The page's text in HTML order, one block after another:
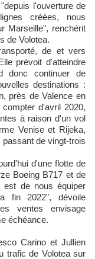
l'ouverture de
créées, nous
Marseille", renchérit
de Volotea.
de et vers
prévoit d'atteindre
donc continuer de
destinations :
près de Valence en
d'avril 2020,
à raison d'un vol
Venise et Rijeka,
de vingt-trois
d'une flotte de
Boeing B717 et de
est de nous équiper
fin 2022", dévoile
ventes envisage
échéance.
Carino et Jullien
trafic de Volotea sur